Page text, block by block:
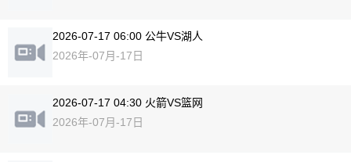
2026-07-17 06:00 公牛VS湖人
2026年-07月-17日
2026-07-17 04:30 火箭VS篮网
2026年-07月-17日